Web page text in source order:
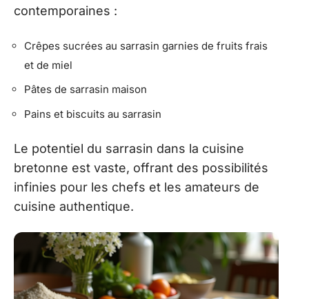
contemporaines :
Crêpes sucrées au sarrasin garnies de fruits frais
et de miel
Pâtes de sarrasin maison
Pains et biscuits au sarrasin
Le potentiel du sarrasin dans la cuisine
bretonne est vaste, offrant des possibilités
infinies pour les chefs et les amateurs de
cuisine authentique.